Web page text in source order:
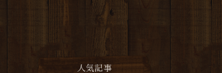
人気記事